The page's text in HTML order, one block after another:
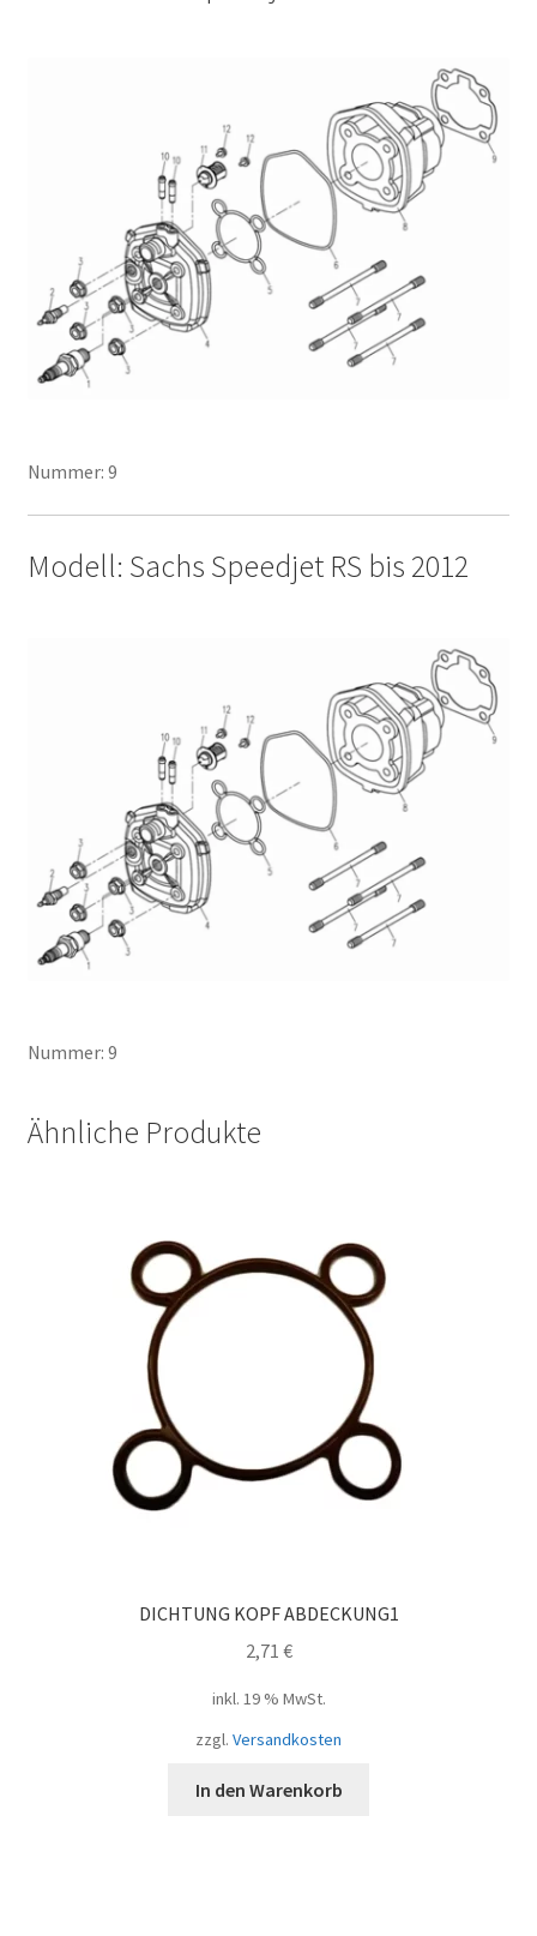
Nummer: 9
Modell: Sachs Speedjet RS bis 2012
Nummer: 9
Ähnliche Produkte
DICHTUNG KOPF ABDECKUNG1
2,71 €
inkl. 19 % MwSt.
zzgl. Versandkosten
In den Warenkorb